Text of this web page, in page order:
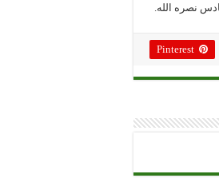
نصره الله.
Pinterest